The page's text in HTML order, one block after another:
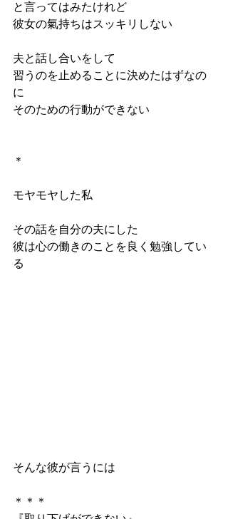
と言ってはみたけれど
彼女の氣持ちはスッキリしない
夫と話し合いをして
習うのを止めることに決めたはずなの
に
そのための行動ができない
＊
モヤモヤした私
その話を自分の夫にした
彼は心の働きのことを良く勉強してい
る
そんな彼が言うには
＊＊＊